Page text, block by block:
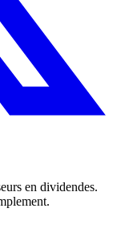
en dividendes.